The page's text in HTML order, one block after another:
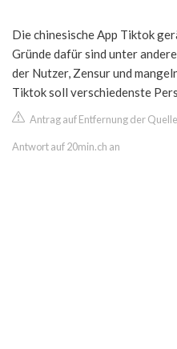
Die chinesische App Tiktok
Gründe dafür sind unter
der Nutzer, Zensur und
Tiktok soll verschiedenste
Antrag auf Entfernung der Quelle
Antwort auf 20min.ch an